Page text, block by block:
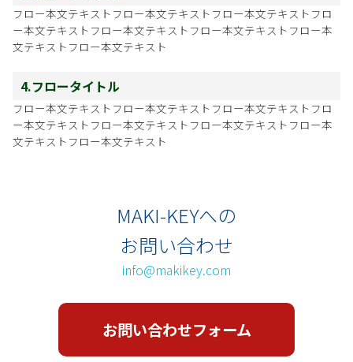
フロー本文テキストフロー本文テキストフロー本文テキストフロ
ー本文テキストフロー本文テキストフロー本文テキストフロー本
文テキストフロー本文テキスト
4.フロータイトル
フロー本文テキストフロー本文テキストフロー本文テキストフロ
ー本文テキストフロー本文テキストフロー本文テキストフロー本
文テキストフロー本文テキスト
MAKI-KEYへの
お問い合わせ
info@makikey.com
お問い合わせフォーム